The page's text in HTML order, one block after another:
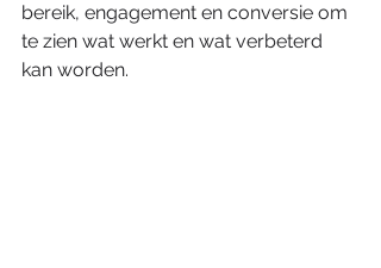
bereik, engagement en conversie om
te zien wat werkt en wat verbeterd
kan worden.